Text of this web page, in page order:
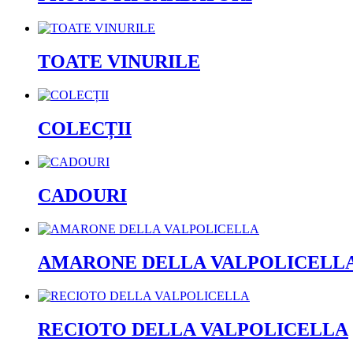
TOATE VINURILE
COLECȚII
CADOURI
AMARONE DELLA
RECIOTO DELLA VALPOLICELLA